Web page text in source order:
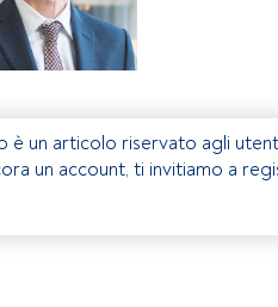
è un articolo riservato agli
un account, ti invitiamo a